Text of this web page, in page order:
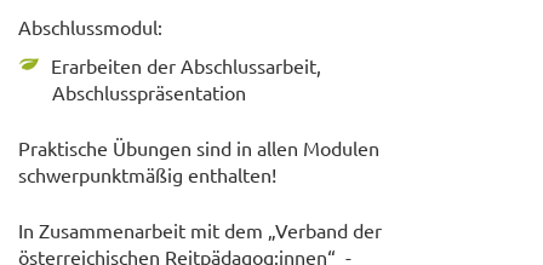
Abschlussmodul:
Erarbeiten der Abschlussarbeit,
Abschlusspräsentation
Praktische Übungen sind in allen Modulen
schwerpunktmäßig enthalten!
In Zusammenarbeit mit dem „Verband der
österreichischen Reitpädagog:innen“ -